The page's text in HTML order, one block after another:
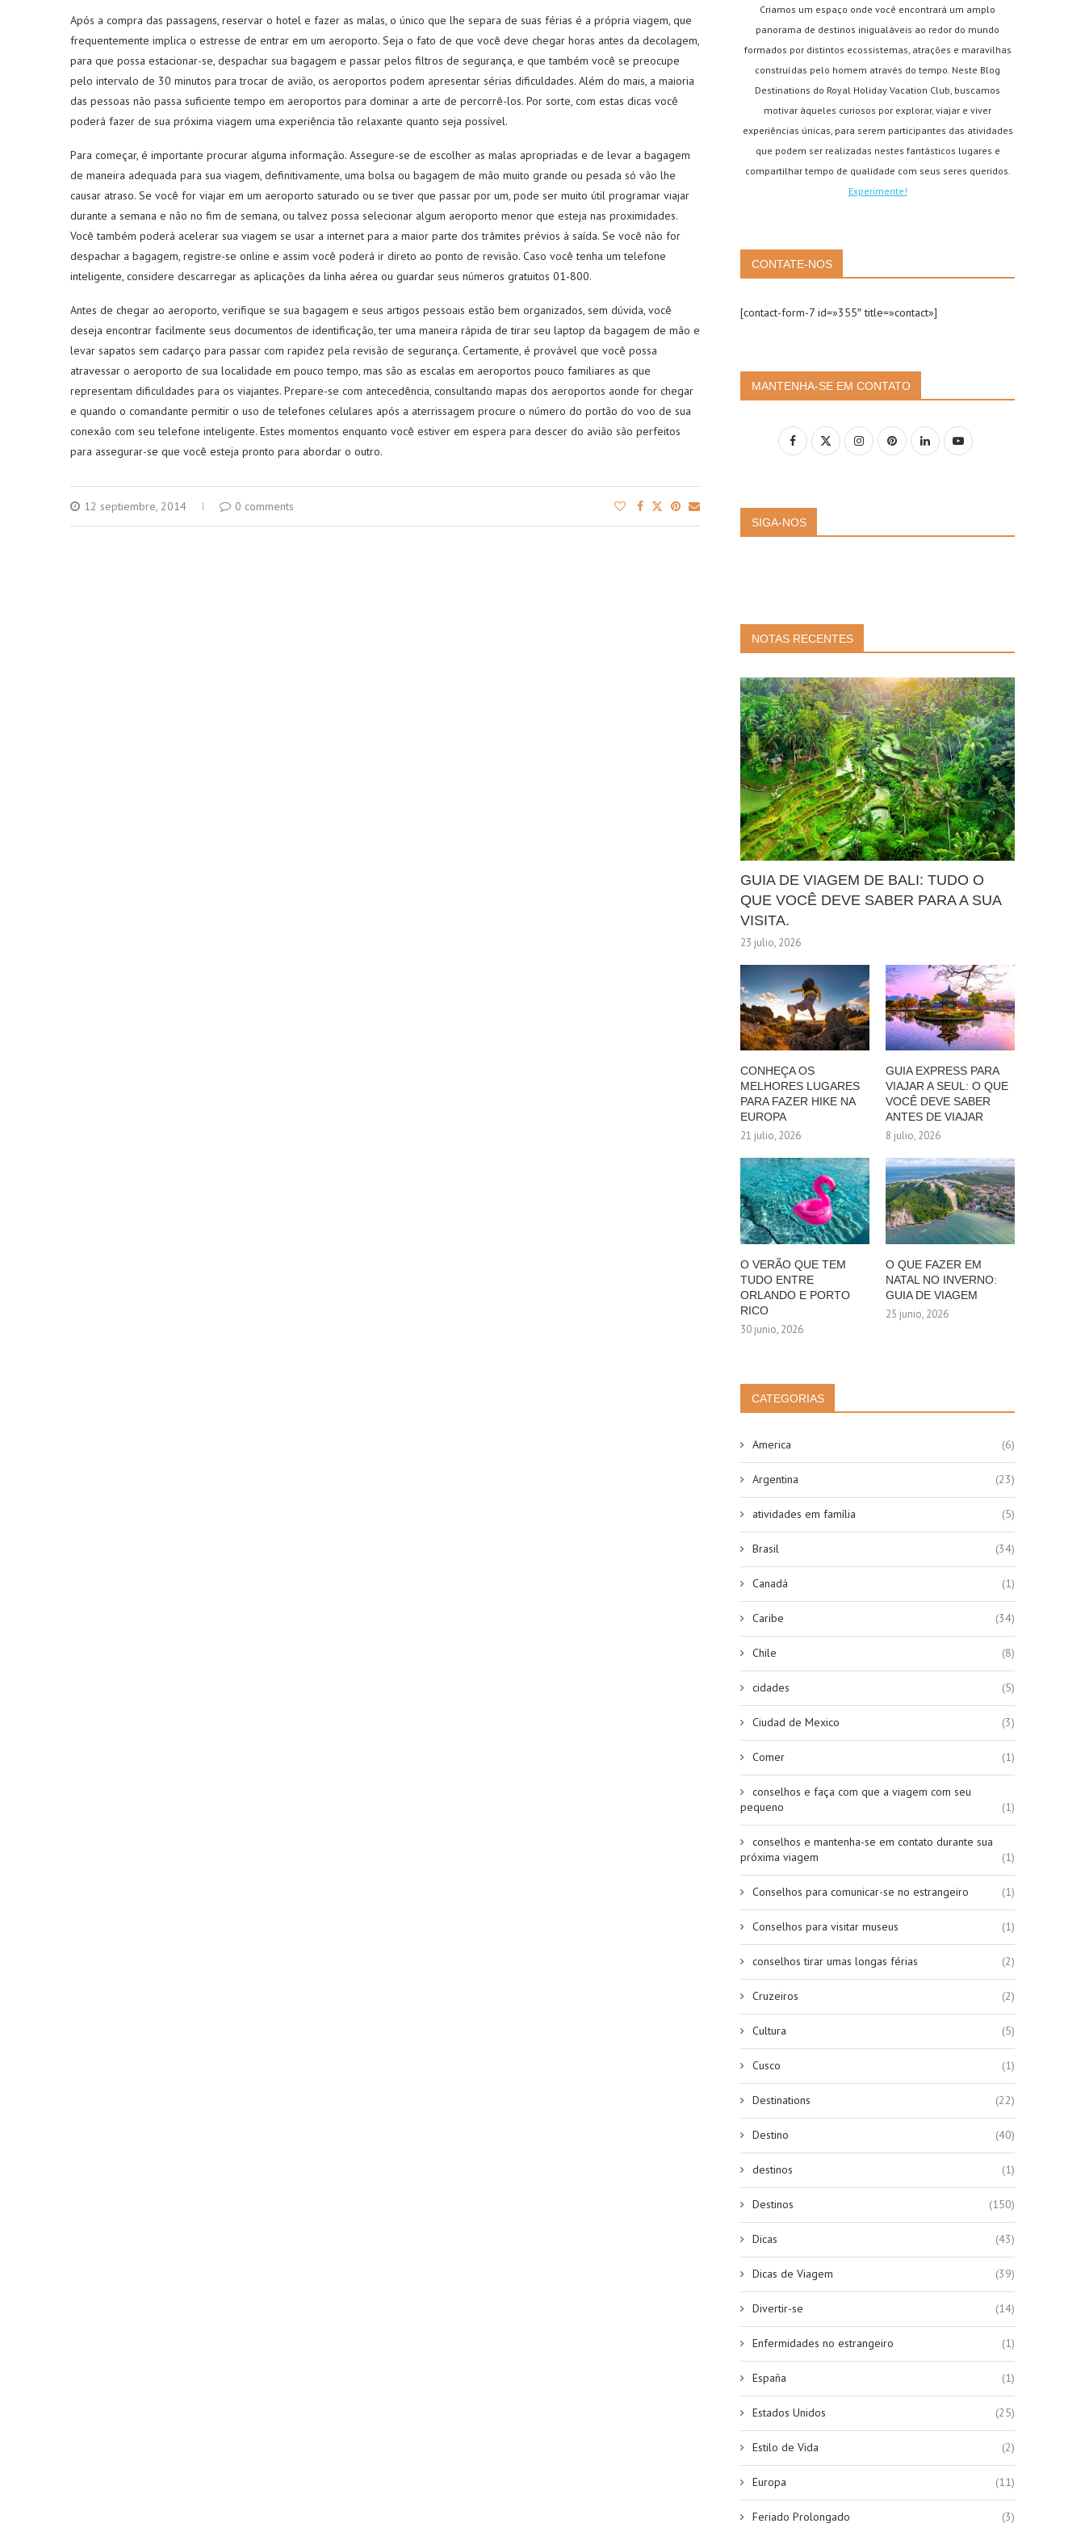
Após a compra das passagens, reservar o hotel e fazer as malas, o único que lhe separa de suas férias é a própria viagem, que
frequentemente implica o estresse de entrar em um aeroporto. Seja o fato de que você deve chegar horas antes da decolagem,
para que possa estacionar-se, despachar sua bagagem e passar pelos filtros de segurança, e que também você se preocupe
pelo intervalo de 30 minutos para trocar de avião, os aeroportos podem apresentar sérias dificuldades. Além do mais, a maioria
das pessoas não passa suficiente tempo em aeroportos para dominar a arte de percorrê-los. Por sorte, com estas dicas você
poderá fazer de sua próxima viagem uma experiência tão relaxante quanto seja possível.
Para começar, é importante procurar alguma informação. Assegure-se de escolher as malas apropriadas e de levar a bagagem
de maneira adequada para sua viagem, definitivamente, uma bolsa ou bagagem de mão muito grande ou pesada só vão lhe
causar atraso. Se você for viajar em um aeroporto saturado ou se tiver que passar por um, pode ser muito útil programar viajar
durante a semana e não no fim de semana, ou talvez possa selecionar algum aeroporto menor que esteja nas proximidades.
Você também poderá acelerar sua viagem se usar a internet para a maior parte dos trâmites prévios à saída. Se você não for
despachar a bagagem, registre-se online e assim você poderá ir direto ao ponto de revisão. Caso você tenha um telefone
inteligente, considere descarregar as aplicações da linha aérea ou guardar seus números gratuitos 01-800.
Antes de chegar ao aeroporto, verifique se sua bagagem e seus artigos pessoais estão bem organizados, sem dúvida, você
deseja encontrar facilmente seus documentos de identificação, ter uma maneira rápida de tirar seu laptop da bagagem de mão e
levar sapatos sem cadarço para passar com rapidez pela revisão de segurança. Certamente, é provável que você possa
atravessar o aeroporto de sua localidade em pouco tempo, mas são as escalas em aeroportos pouco familiares as que
representam dificuldades para os viajantes. Prepare-se com antecedência, consultando mapas dos aeroportos aonde for chegar
e quando o comandante permitir o uso de telefones celulares após a aterrissagem procure o número do portão do voo de sua
conexão com seu telefone inteligente. Estes momentos enquanto você estiver em espera para descer do avião são perfeitos
para assegurar-se que você esteja pronto para abordar o outro.
12 septiembre, 2014 0 comments
Criamos um espaço onde você encontrará um amplo
panorama de destinos inigualáveis ao redor do mundo
formados por distintos ecossistemas, atrações e maravilhas
construídas pelo homem através do tempo. Neste Blog
Destinations do Royal Holiday Vacation Club, buscamos
motivar àqueles curiosos por explorar, viajar e viver
experiências únicas, para serem participantes das atividades
que podem ser realizadas nestes fantásticos lugares e
compartilhar tempo de qualidade com seus seres queridos.
Experimente!
CONTATE-NOS
[contact-form-7 id=»355″ title=»contact»]
MANTENHA-SE EM CONTATO
SIGA-NOS
NOTAS RECENTES
GUIA DE VIAGEM DE BALI: TUDO O
QUE VOCÊ DEVE SABER PARA A SUA
VISITA.
23 julio, 2026
CONHEÇA OS
MELHORES LUGARES
PARA FAZER HIKE NA
EUROPA
21 julio, 2026
GUIA EXPRESS PARA
VIAJAR A SEUL: O QUE
VOCÊ DEVE SABER
ANTES DE VIAJAR
8 julio, 2026
O VERÃO QUE TEM
TUDO ENTRE
ORLANDO E PORTO
RICO
30 junio, 2026
O QUE FAZER EM
NATAL NO INVERNO:
GUIA DE VIAGEM
25 junio, 2026
CATEGORIAS
America (6)
Argentina (23)
atividades em família (5)
Brasil (34)
Canadá (1)
Caribe (34)
Chile (8)
cidades (5)
Ciudad de Mexico (3)
Comer (1)
conselhos e faça com que a viagem com seu
pequeno
(1)
conselhos e mantenha-se em contato durante sua
próxima viagem
(1)
Conselhos para comunicar-se no estrangeiro (1)
Conselhos para visitar museus (1)
conselhos tirar umas longas férias (2)
Cruzeiros (2)
Cultura (5)
Cusco (1)
Destinations (22)
Destino (40)
destinos (1)
Destinos (150)
Dicas (43)
Dicas de Viagem (39)
Divertir-se (14)
Enfermidades no estrangeiro (1)
España (1)
Estados Unidos (25)
Estilo de Vida (2)
Europa (11)
Feriado Prolongado (3)